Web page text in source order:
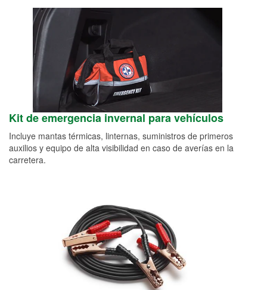
Kit de emergencia invernal para vehículos
Incluye mantas térmicas, linternas, suministros de primeros
auxilios y equipo de alta visibilidad en caso de averías en la
carretera.